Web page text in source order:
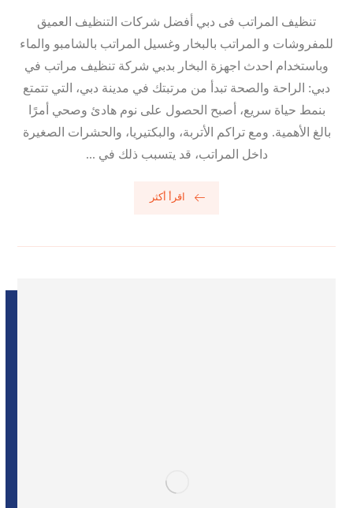
تنظيف المراتب فى دبي أفضل شركات التنظيف العميق
للمفروشات و المراتب بالبخار وغسيل المراتب بالشامبو والماء
وباستخدام احدث اجهزة البخار بدبي شركة تنظيف مراتب في
دبي: الراحة والصحة تبدأ من مرتبتك في مدينة دبي، التي تتمتع
بنمط حياة سريع، أصبح الحصول على نوم هادئ وصحي أمرًا
بالغ الأهمية. ومع تراكم الأتربة، والبكتيريا، والحشرات الصغيرة
داخل المراتب، قد يتسبب ذلك في ...
اقرأ أكثر